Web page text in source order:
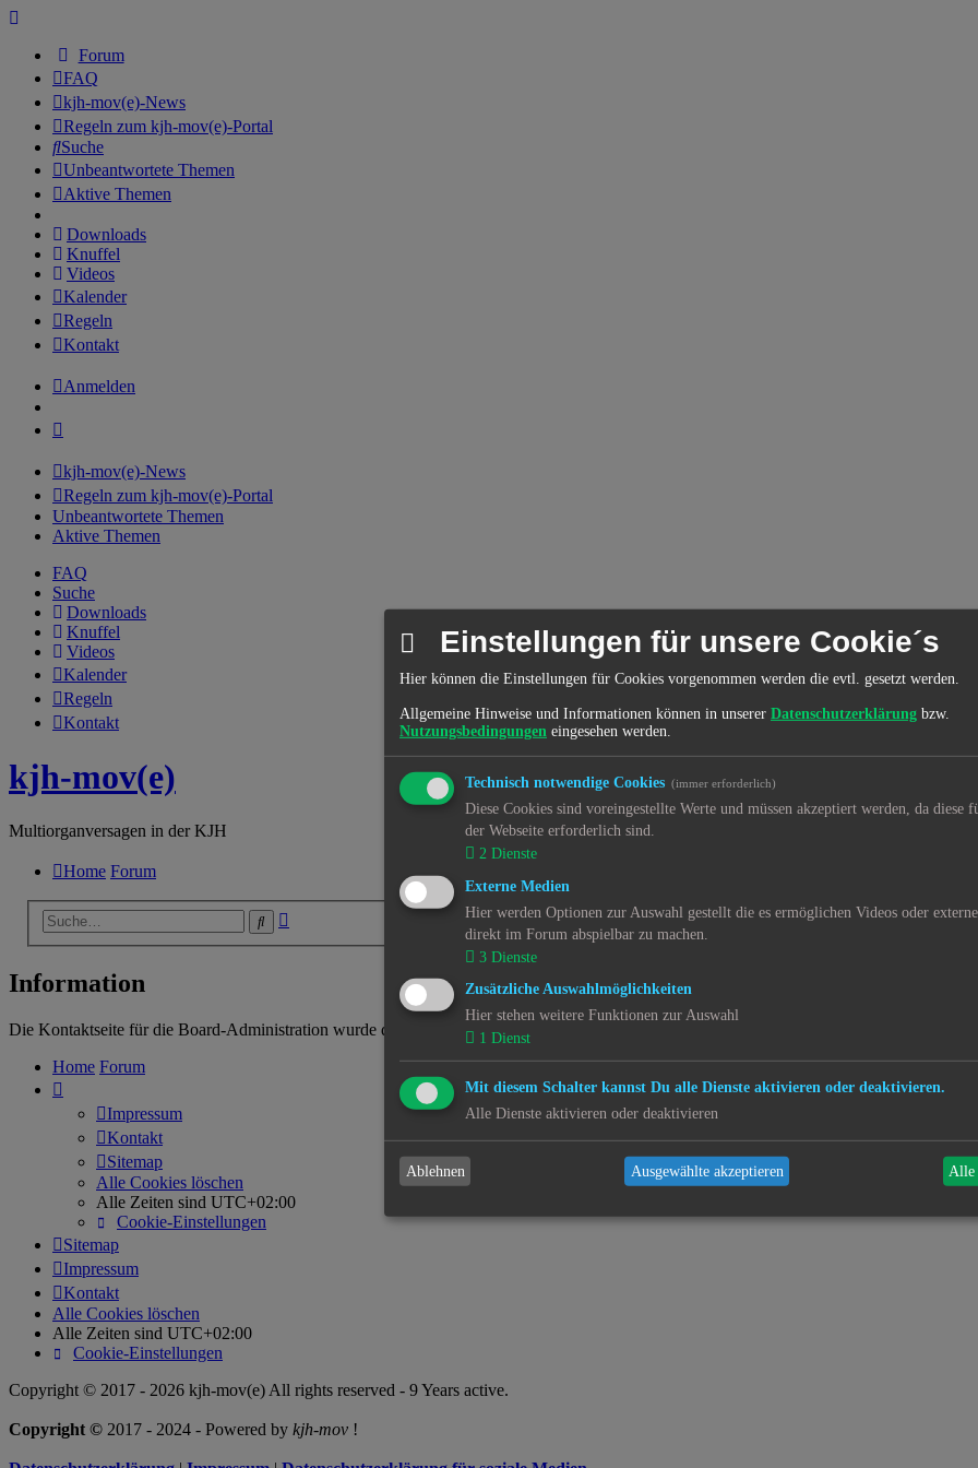
Forum
FAQ
kjh-mov(e)-News
Regeln zum kjh-mov(e)-Portal
Suche
Unbeantwortete Themen
Aktive Themen
Downloads
Knuffel
Videos
Kalender
Regeln
Kontakt
Anmelden
kjh-mov(e)-News
Regeln zum kjh-mov(e)-Portal
Unbeantwortete Themen
Aktive Themen
FAQ
Suche
Downloads
Knuffel
Videos
Kalender
Regeln
Kontakt
kjh-mov(e)
Multiorganversagen in der KJH
Home Forum
Information
Die Kontaktseite für die Board-Administration wurde deaktiviert.
Home Forum
Impressum
Kontakt
Sitemap
Alle Cookies löschen
Alle Zeiten sind UTC+02:00
Cookie-Einstellungen
Sitemap
Impressum
Kontakt
Alle Cookies löschen
Alle Zeiten sind UTC+02:00
Cookie-Einstellungen
Copyright © 2017 - 2026 kjh-mov(e) All rights reserved - 9 Years active.
Copyright © 2017 - 2024 - Powered by kjh-mov !
Einstellungen für unsere Cookie´s
Hier können die Einstellungen für Cookies vorgenommen werden die evtl. gesetzt werden.
Allgemeine Hinweise und Informationen können in unserer Datenschutzerklärung bzw.
Nutzungsbedingungen eingesehen werden.
Technisch notwendige Cookies (immer erforderlich)
Diese Cookies sind voreingestellte Werte und müssen akzeptiert werden, da diese
der Webseite erforderlich sind.
2 Dienste
Externe Medien
Hier werden Optionen zur Auswahl gestellt die es ermöglichen Videos oder
direkt im Forum abspielbar zu machen.
3 Dienste
Zusätzliche Auswahlmöglichkeiten
Hier stehen weitere Funktionen zur Auswahl
1 Dienst
Mit diesem Schalter kannst Du alle Dienste aktivieren oder deaktivieren.
Alle Dienste aktivieren oder deaktivieren
Ablehnen Ausgewählte akzeptieren Alle